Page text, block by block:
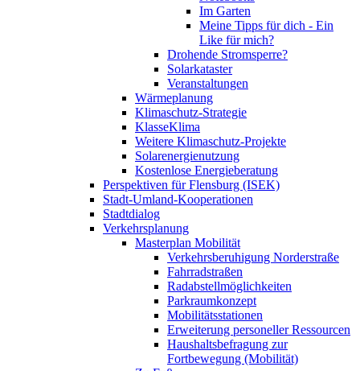
Im Garten
Meine Tipps für dich - Ein
Like für mich?
Drohende Stromsperre?
Solarkataster
Veranstaltungen
Wärmeplanung
Klimaschutz-Strategie
KlasseKlima
Weitere Klimaschutz-Projekte
Solarenergienutzung
Kostenlose Energieberatung
Perspektiven für Flensburg (ISEK)
Stadt-Umland-Kooperationen
Stadtdialog
Verkehrsplanung
Masterplan Mobilität
Verkehrsberuhigung Norderstraße
Fahrradstraßen
Radabstellmöglichkeiten
Parkraumkonzept
Mobilitätsstationen
Erweiterung personeller Ressourcen
Haushaltsbefragung zur
Fortbewegung (Mobilität)